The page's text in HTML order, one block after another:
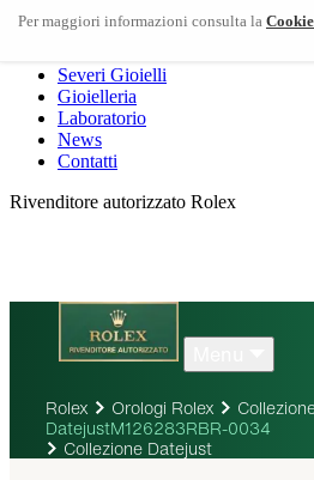
Dodo
Severi Gioielli
Gioielleria
Laboratorio
News
Contatti
Rivenditore autorizzato Rolex
Rolex Orologi Rolex
DatejustM126283RBR-0034
Collezione Datejust
Per maggiori informazioni consulta la